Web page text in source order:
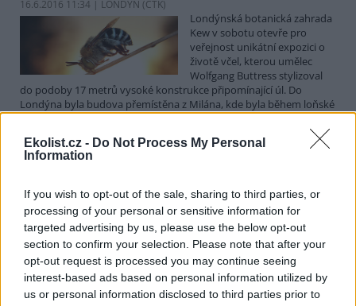
Ekolist.cz - Do Not Process My Personal
Information
If you wish to opt-out of the sale, sharing to third parties, or
processing of your personal or sensitive information for
targeted advertising by us, please use the below opt-out
section to confirm your selection. Please note that after your
opt-out request is processed you may continue seeing
interest-based ads based on personal information utilized by
us or personal information disclosed to third parties prior to
16.6.2016 11:34 | LONDÝN (ČTK)
Londýnská botanická zahrada
Kew v sobotu otevře pro
veřejnost unikátní expozici o
životě včel, kterou umělec
Wolfgang Buttress stylizoval
do podoby 17 metrů vysoké konstrukce připomínající úl. Do
Londýna byla budova přemístěna z Milána, kde byla během loňské
světové výstavy Expo 2015 středobodem britského pavilonu.
V anketě o Strom roku mohou lidé hlasovat i
14.6.2016 10:58 | BRNO (ČTK)
Lidé mohou počínaje středou
hlasovat v dalším ročníku
ankety Strom roku 2016. Do
finále postoupilo dvanáct
stromů z různých koutů
republiky, které chtějí zaujmout veřejnost a zároveň získat finance
na odborné ošetření nebo výsadbu ve svém okolí. Uvedla to